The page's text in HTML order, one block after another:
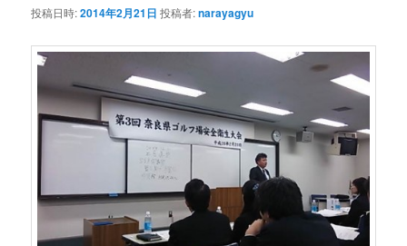
投稿日時:2014年2月21日 投稿者:narayagyu